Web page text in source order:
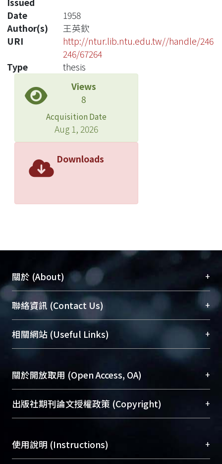
Date
1958
Author(s)
王英欽
URI
http://ntur.lib.ntu.edu.tw//handle/246
246/67264
Type
thesis
Views
8
Acquisition Date
Aug 1, 2026
Downloads
關於 (About) +
臺大位居世界頂尖大學之列，為永久珍藏及向國際
展現本校豐碩的研究成果及學術能量，圖書館整合
機構典藏（NTUR）與學術庫（AH）不同功能平
台，成為臺大學術典藏NTU scholars。期能整合研
究能量、促進交流合作、保存學術產出、推廣研究
成果。
To permanently archive and promote researcher
profiles and scholarly works, Library integrates the
services of “NTU Repository” with “Academic
聯絡資訊 (Contact Us) +
總館學科館員(Main Library)
醫學圖書館學科館員(Medical Library)
(Social
Sciences Library)
相關網站 (Useful Links) +
關於開放取用 (Open Access, OA) +
開放取用是從使用者角度提升資訊取用性的社會運
動，應用在學術研究上是透過將研究著作公開供使
用逐年攀升。同時可加速研究發展、提升研究影響
出版社期刊論文授權政策 (Copyright) +
含部分內容的版權非匯入者所有，或由第三方贊
助與合作完成，請確認該版權所有者及第三方同
使用說明 (Instructions) +